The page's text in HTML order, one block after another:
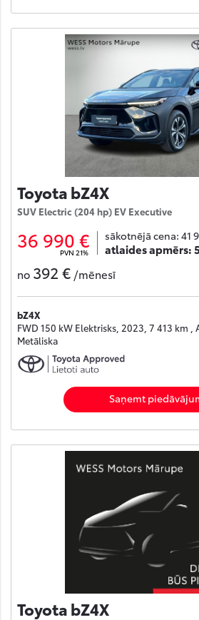
Toyota bZ4X
SUV Electric (204 hp) EV Executive
36 990 €
PVN 21%
sākotnējā cena: 41
atlaides apmērs:
no 392 € /mēnesī
bZ4X
FWD 150 kW Elektrisks, 2023, 7 413 km ,
Metāliska
Saņemt
Toyota bZ4X